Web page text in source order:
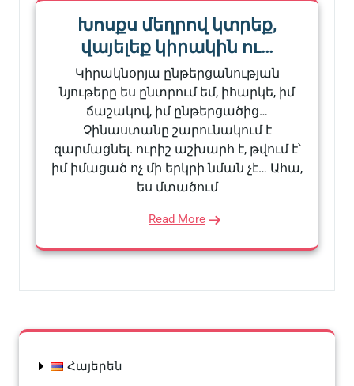
Խոսքս մեղրով կտրեք,
վայելեք կիրակին ու…
Կիրակնօրյա ընթերցանության
նյութերը ես ընտրում եմ, իհարկե, իմ
ճաշակով, իմ ընթերցածից…
Չինաստանը շարունակում է
զարմացնել. ուրիշ աշխարհ է, թվում է՝
իմ իմացած ոչ մի երկրի նման չէ… Ահա,
ես մտածում
Read More
Հայերեն